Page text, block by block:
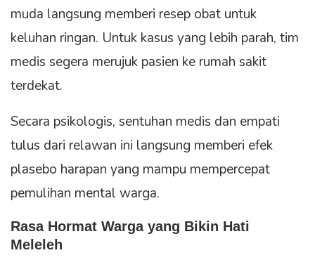
muda langsung memberi resep obat untuk
keluhan ringan. Untuk kasus yang lebih parah, tim
medis segera merujuk pasien ke rumah sakit
terdekat.
Secara psikologis, sentuhan medis dan empati
tulus dari relawan ini langsung memberi efek
plasebo harapan yang mampu mempercepat
pemulihan mental warga.
Rasa Hormat Warga yang Bikin Hati
Meleleh